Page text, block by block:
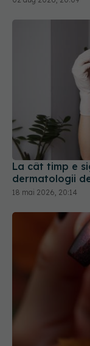
La cât timp e
dermatologii
18 mai 2026, 20:14
Manichiura cu